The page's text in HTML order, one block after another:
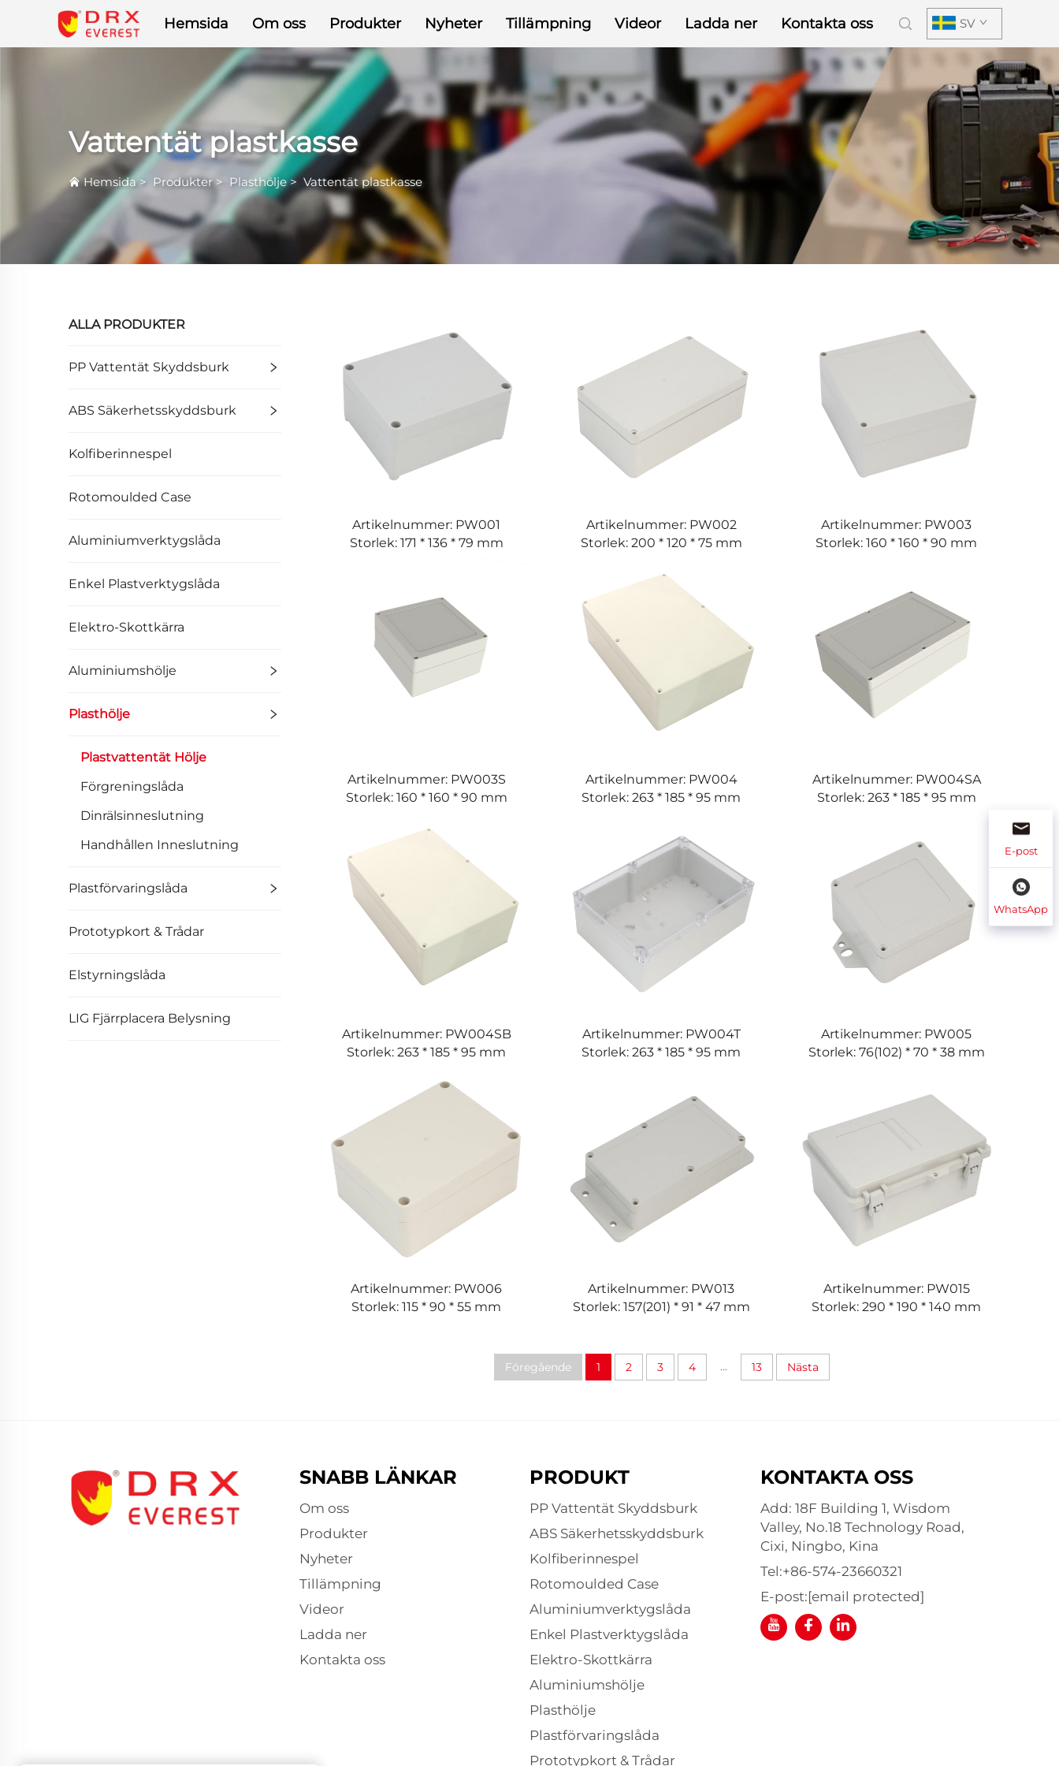
Hemsida Om oss Produkter Nyheter Tillämpning Videor Ladda ner Kontakta oss SV
Vattentät plastkasse
Hemsida> Produkter> Plasthölje> Vattentät plastkasse
ALLA PRODUKTER
PP Vattentät Skyddsburk
ABS Säkerhetsskyddsburk
Kolfiberinnespel
Rotomoulded Case
Aluminiumverktygslåda
Enkel Plastverktygslåda
Elektro-Skottkärra
Aluminiumshölje
Plasthölje
Plastvattentät Hölje
Förgreningslåda
Dinrälsinneslutning
Handhållen Inneslutning
Plastförvaringslåda
Prototypkort & Trådar
Elstyrningslåda
LIG Fjärrplacera Belysning
Artikelnummer: PW001
Storlek: 171 * 136 * 79 mm
Artikelnummer: PW002
Storlek: 200 * 120 * 75 mm
Artikelnummer: PW003
Storlek: 160 * 160 * 90 mm
Artikelnummer: PW003S
Storlek: 160 * 160 * 90 mm
Artikelnummer: PW004
Storlek: 263 * 185 * 95 mm
Artikelnummer: PW004SA
Storlek: 263 * 185 * 95 mm
Artikelnummer: PW004SB
Storlek: 263 * 185 * 95 mm
Artikelnummer: PW004T
Storlek: 263 * 185 * 95 mm
Artikelnummer: PW005
Storlek: 76(102) * 70 * 38 mm
Artikelnummer: PW006
Storlek: 115 * 90 * 55 mm
Artikelnummer: PW013
Storlek: 157(201) * 91 * 47 mm
Artikelnummer: PW015
Storlek: 290 * 190 * 140 mm
Föregående 1 2 3 4 ... 13 Nästa
E-post
WhatsApp
SNABB LÄNKAR
Om oss
Produkter
Nyheter
Tillämpning
Videor
Ladda ner
Kontakta oss
PRODUKT
PP Vattentät Skyddsburk
ABS Säkerhetsskyddsburk
Kolfiberinnespel
Rotomoulded Case
Aluminiumverktygslåda
Enkel Plastverktygslåda
Elektro-Skottkärra
Aluminiumshölje
Plasthölje
Plastförvaringslåda
Prototypkort & Trådar
KONTAKTA OSS
Add: 18F Building 1, Wisdom
Valley, No.18 Technology Road,
Cixi, Ningbo, Kina
Tel:+86-574-23660321
E-post:[email protected]